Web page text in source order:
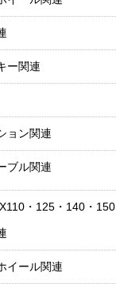
ー関連
ョン関連
ブル関連
・125・140・150
イール関連